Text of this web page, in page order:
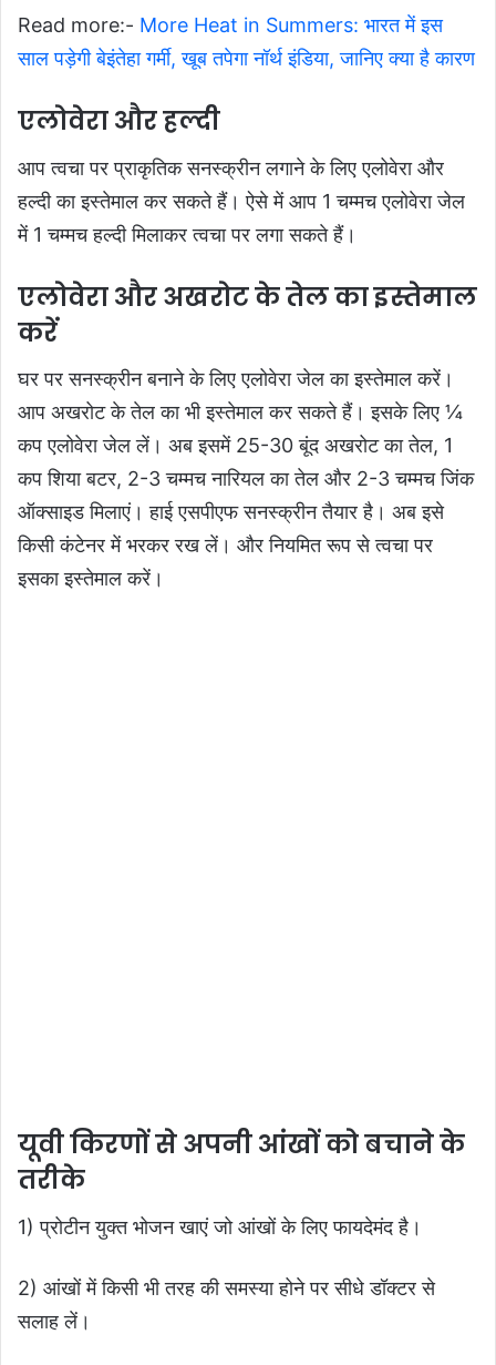
Read more:- More Heat in Summers: भारत में इस
साल पड़ेगी बेइंतेहा गर्मी, खूब तपेगा नॉर्थ इंडिया, जानिए क्या है कारण
एलोवेरा और हल्दी
आप त्वचा पर प्राकृतिक सनस्क्रीन लगाने के लिए एलोवेरा और
हल्दी का इस्तेमाल कर सकते हैं। ऐसे में आप 1 चम्मच एलोवेरा जेल
में 1 चम्मच हल्दी मिलाकर त्वचा पर लगा सकते हैं।
एलोवेरा और अखरोट के तेल का इस्तेमाल
करें
घर पर सनस्क्रीन बनाने के लिए एलोवेरा जेल का इस्तेमाल करें।
आप अखरोट के तेल का भी इस्तेमाल कर सकते हैं। इसके लिए ¼
कप एलोवेरा जेल लें। अब इसमें 25-30 बूंद अखरोट का तेल, 1
कप शिया बटर, 2-3 चम्मच नारियल का तेल और 2-3 चम्मच जिंक
ऑक्साइड मिलाएं। हाई एसपीएफ सनस्क्रीन तैयार है। अब इसे
किसी कंटेनर में भरकर रख लें। और नियमित रूप से त्वचा पर
इसका इस्तेमाल करें।
यूवी किरणों से अपनी आंखों को बचाने के
तरीके
1) प्रोटीन युक्त भोजन खाएं जो आंखों के लिए फायदेमंद है।
2) आंखों में किसी भी तरह की समस्या होने पर सीधे डॉक्टर से
सलाह लें।